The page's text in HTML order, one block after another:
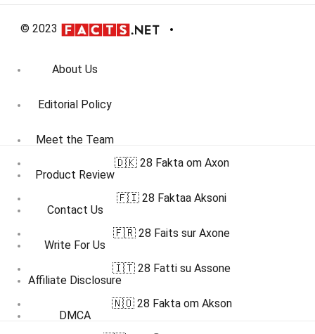
© 2023
About Us
Editorial Policy
Meet the Team
Product Review
Contact Us
Write For Us
Affiliate Disclosure
DMCA
🇩🇰 28 Fakta om Axon
🇫🇮 28 Faktaa Aksoni
🇫🇷 28 Faits sur Axone
🇮🇹 28 Fatti su Assone
🇳🇴 28 Fakta om Akson